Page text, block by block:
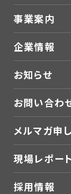
事業案内
企業情報
お知らせ
お問い合わ
メルマガ申
現場レポート
採用情報